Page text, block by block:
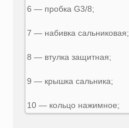
6 — пробка G3/8;
7 — набивка сальниковая;
8 — втулка защитная;
9 — крышка сальника;
10 — кольцо нажимное;